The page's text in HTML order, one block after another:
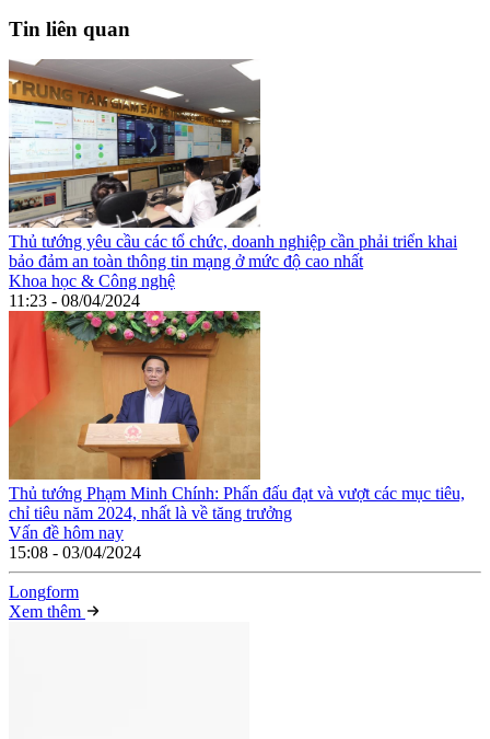
Tin liên quan
Thủ tướng yêu cầu các tổ chức, doanh nghiệp cần phải triển khai
bảo đảm an toàn thông tin mạng ở mức độ cao nhất
Khoa học & Công nghệ
11:23 - 08/04/2024
Thủ tướng Phạm Minh Chính: Phấn đấu đạt và vượt các mục tiêu,
chỉ tiêu năm 2024, nhất là về tăng trưởng
Vấn đề hôm nay
15:08 - 03/04/2024
Longform
Xem thêm